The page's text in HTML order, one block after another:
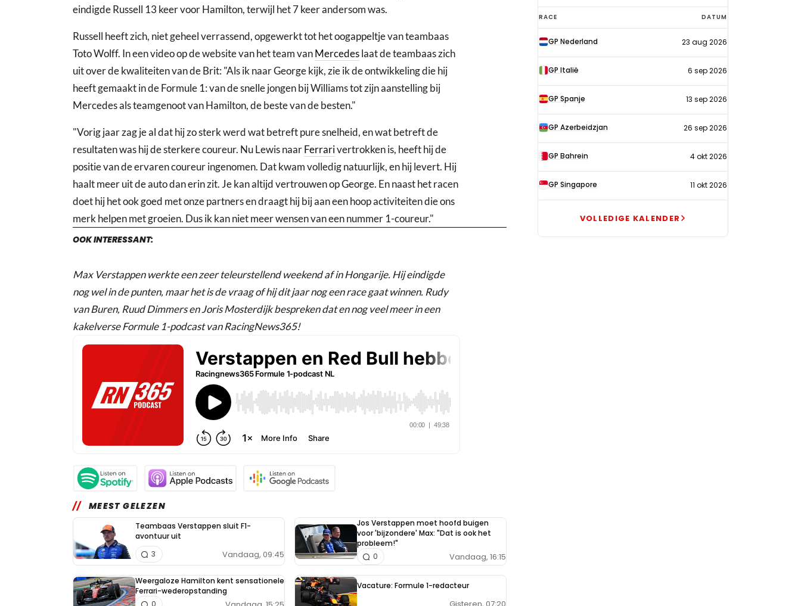
eindigde Russell 13 keer voor Hamilton, terwijl het 7 keer andersom was.
Russell heeft zich, niet geheel verrassend, opgewerkt tot het oogappeltje van teambaas
Toto Wolff. In een video op de website van het team vanMercedeslaat de teambaas zich
uit over de kwaliteiten van de Brit: "Als ik naar George kijk, zie ik de ontwikkeling die hij
heeft gemaakt in de Formule 1: van de snelle jongen bij Williams tot zijn aanstelling bij
Mercedes als teamgenoot van Hamilton, de beste van de besten."
"Vorig jaar zag je al dat hij zo sterk werd wat betreft pure snelheid, en wat betreft de
resultaten was hij de sterkere coureur. Nu Lewis naarFerrarivertrokken is, heeft hij de
positie van de ervaren coureur ingenomen. Dat kwam volledig natuurlijk, en hij levert. Hij
haalt meer uit de auto dan erin zit. Je kan altijd vertrouwen op George. En naast het racen
doet hij het ook goed met onze partners en draagt hij bij aan een hoop activiteiten die ons
merk helpen met groeien. Dus ik kan niet meer wensen van een nummer 1-coureur."
OOK INTERESSANT:
Max Verstappen werkte een zeer teleurstellend weekend af in Hongarije. Hij eindigde
nog wel in de punten, maar het is de vraag of hij dit jaar nog een race gaat winnen. Rudy
van Buren, Ruud Dimmers en Joris Mosterdijk bespreken dat en nog veel meer in een
kakelverse Formule 1-podcast van RacingNews365!
MEEST GELEZEN
Teambaas Verstappen sluit F1-
avontuur uit
Vandaag, 09:45
3
Jos Verstappen moet hoofd buigen
voor 'bijzondere' Max: "Dat is ook het
probleem!"
Vandaag, 16:15
0
Weergaloze Hamilton kent sensationele
Ferrari-wederopstanding
Vacature: Formule 1-redacteur
F1-
kalender
2026
RACE DATUM
GP Nederland 23 aug 2026
GP Italië 6 sep 2026
GP Spanje 13 sep 2026
GP Azerbeidzjan 26 sep 2026
GP Bahrein 4 okt 2026
GP Singapore 11 okt 2026
VOLLEDIGE KALENDER